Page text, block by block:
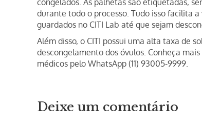
durante todo o processo. Tudo isso facilita
guardados no CITI Lab até que sejam
Além disso, o CITI possui uma alta taxa de
descongelamento dos óvulos. Conheça
médicos pelo WhatsApp (11) 93005-9999.
Deixe um comentário